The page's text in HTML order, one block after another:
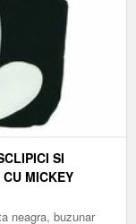
SI
MICKEY
neagra, buzunar